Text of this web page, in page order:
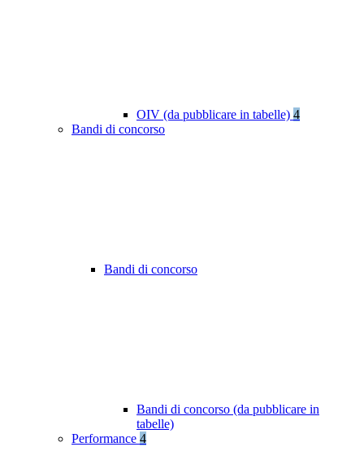
OIV (da pubblicare in tabelle) 4
Bandi di concorso
Bandi di concorso
Bandi di concorso (da pubblicare in
tabelle)
Performance 4